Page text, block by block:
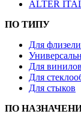
ALTER
ПО ТИПУ
Для
Для
Для
Для стыков
ПО